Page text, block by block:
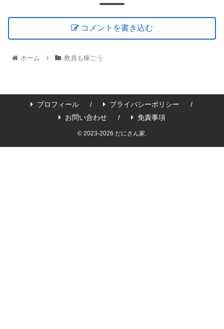
コメントを書き込む
ホーム 教員も稼ごう
プロフィール
プライバシーポリシー
お問い合わせ
免責事項
© 2023-2026 だにさん家.